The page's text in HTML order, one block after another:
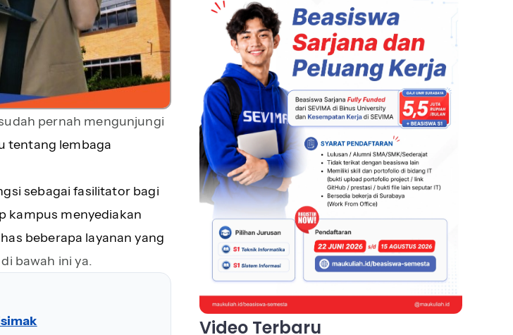
pernah mengunjungi
tentang lembaga
sebagai fasilitator bagi
kampus menyediakan
beberapa layanan yang
bawah ini ya.
Video Terbaru